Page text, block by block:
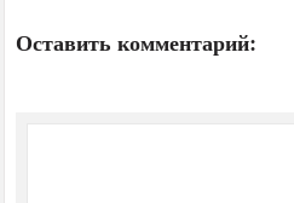
Оставить комментарий: